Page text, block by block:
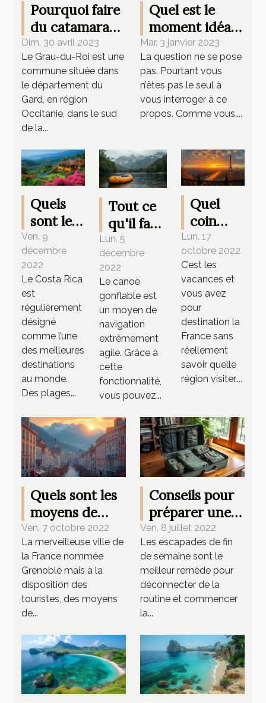
Pourquoi faire
du catamaran
à Grau-du-Roi
?
Dim. 30 avril 2023
Le Grau-du-Roi est une
commune située dans
le département du
Gard, en région
Occitanie, dans le sud
de la...
Quel est le
moment idéal
pour aller en
Corse ?
Mar. 3 janvier 2023
La question ne se pose
pas. Pourtant vous
n’êtes pas le seul à
vous interroger à ce
propos. Comme vous,...
Quels
sont les
endroits
à visiter
lors
d'un
voyage
au Costa
Rica ?
Ven. 9
décembre
2022
Le Costa Rica
est
régulièrement
désigné
comme l’une
des meilleures
destinations
au monde.
Des plages...
Tout ce
qu'il faut
prendre
en
compte
pour
choisir
un canoë
gonflable
Lun. 5
décembre
2022
Le canoë
gonflable est
un moyen de
navigation
extrêmement
agile. Grâce à
cette
fonctionnalité,
vous pouvez...
Quel
coin
visiter
entre
copains
en
France ?
Lun. 17
octobre 2022
C’est les
vacances et
vous avez
pour
destination la
France sans
réellement
savoir quelle
région visiter....
Quels sont les
moyens de
déplacement à
Grenoble ?
Ven. 7 octobre 2022
La merveilleuse ville de
la France nommée
Grenoble mais à la
disposition des
touristes, des moyens
de...
Conseils pour
préparer une
valise de
week-end
Ven. 8 juillet 2022
Les escapades de fin
de semaine sont le
meilleur remède pour
déconnecter de la
routine et commencer
la...